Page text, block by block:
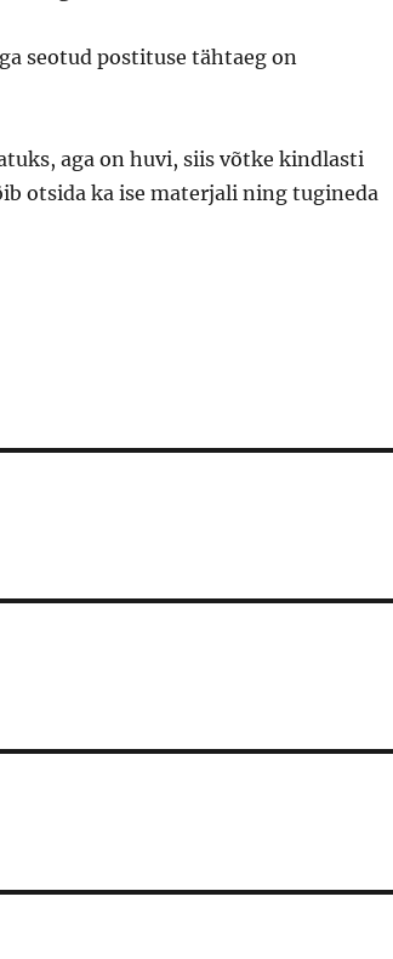
seotud postituse tähtaeg on
aga on huvi, siis võtke kindlasti
otsida ka ise materjali ning tugineda